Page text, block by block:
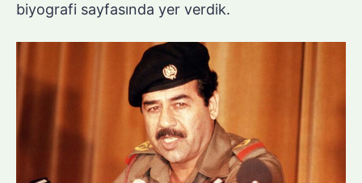
biyografi sayfasında yer verdik.